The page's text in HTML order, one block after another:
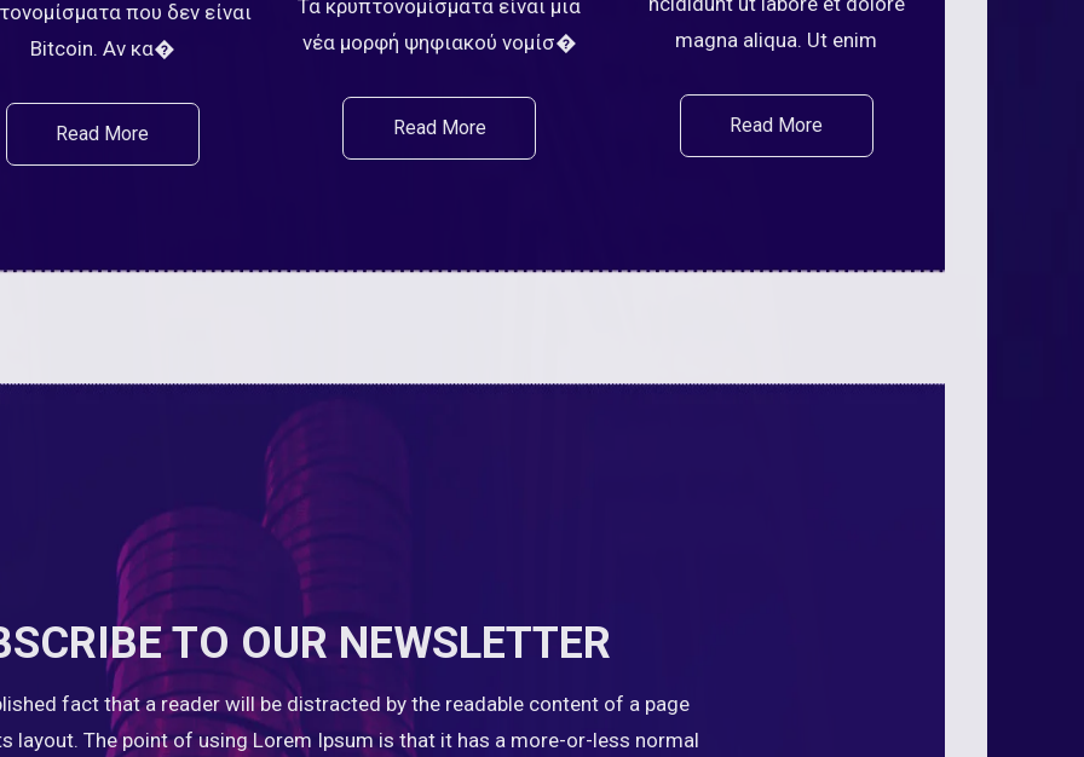
που δεν είναι
Bitcoin. Αν κα�
Read More
Τα κρυπτονομίσματα είναι μια
νέα μορφή ψηφιακού νομίσ�
Read More
magna aliqua. Ut enim
Read More
TO OUR NEWSLETTER
fact that a reader will be distracted by the readable content of a page
layout. The point of using Lorem Ipsum is that it has a more-or-less normal